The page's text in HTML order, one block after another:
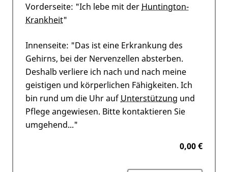
Vorderseite: "Ich lebe mit der Huntington-
Krankheit"
Innenseite: "Das ist eine Erkrankung des
Gehirns, bei der Nervenzellen absterben.
Deshalb verliere ich nach und nach meine
geistigen und körperlichen Fähigkeiten. Ich
bin rund um die Uhr auf Unterstützung und
Pflege angewiesen. Bitte kontaktieren Sie
umgehend..."
0,00 €